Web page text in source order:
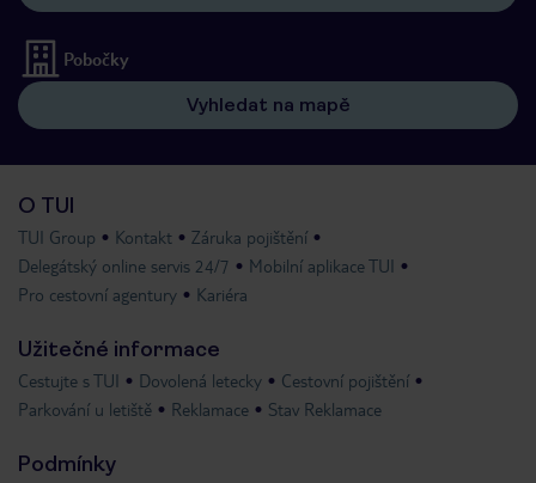
Pobočky
Vyhledat na mapě
O TUI
TUI Group Kontakt
Záruka pojištění
Delegátský online servis 24/7
Mobilní aplikace TUI
Pro cestovní agentury
Kariéra
Užitečné informace
Cestujte s TUI Dovolená letecky
Cestovní pojištění
Parkování u letiště
Reklamace Stav Reklamace
Podmínky